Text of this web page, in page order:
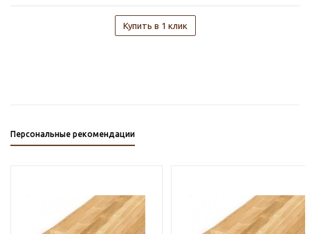
Купить в 1 клик
Персональные рекомендации